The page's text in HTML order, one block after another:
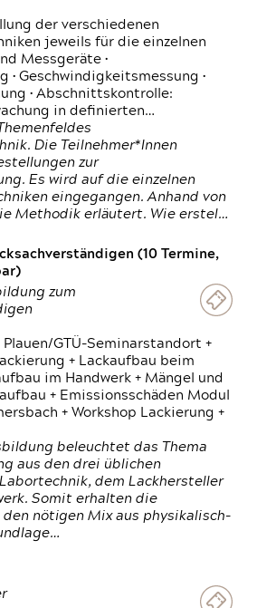
der verschiedenen
jeweils für die einzelnen
Messgeräte •
• Geschwindigkeitsmessung •
• Abschnittskontrolle:
in definierten…
Die Teilnehmer*Innen
zur
Es wird auf die einzelnen
eingegangen. Anhand von
Methodik erläutert. Wie erstel…
(10 Termine,
zum
Plauen/GTÜ-Seminarstandort +
+ Lackaufbau beim
im Handwerk + Mängel und
+ Emissionsschäden Modul
+ Workshop Lackierung +
beleuchtet das Thema
aus den drei üblichen
dem Lackhersteller
Somit erhalten die
den nötigen Mix aus physikalisch-